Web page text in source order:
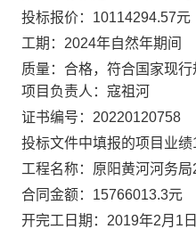
投标报价： 10114294.57元
工期： 2024年自然年期间
质量：合格，符合国家现
项目负责人：寇祖河
证书编号： 20220120758
投标文件中填报的项目业绩
工程名称：原阳黄河河务局
合同金额： 15766013.3元
开完工日期： 2019年2月1